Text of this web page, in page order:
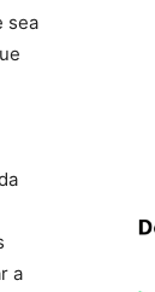
sea
a